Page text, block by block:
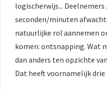
logischerwijs...
seconden/minuten
natuurlijke rol aannemen
komen: ontsnapping. Wat
dan anders ten opzichte
Dat heeft voornamelijk drie